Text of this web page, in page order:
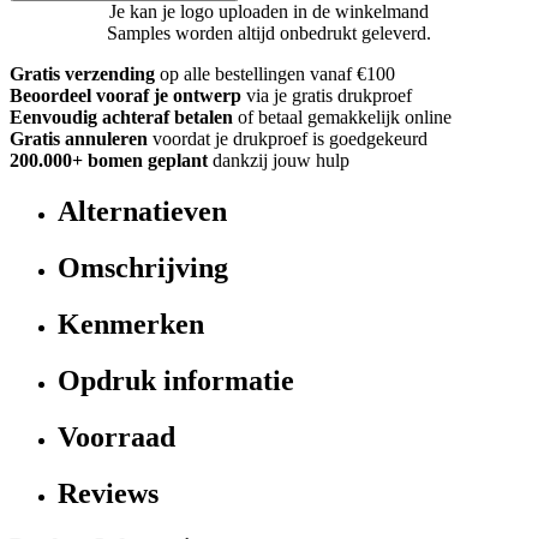
Je kan je logo uploaden in de winkelmand
Samples worden altijd onbedrukt geleverd.
Gratis verzending op alle bestellingen vanaf €100
Beoordeel vooraf je ontwerp via je gratis drukproef
Eenvoudig achteraf betalen of betaal gemakkelijk online
Gratis annuleren voordat je drukproef is goedgekeurd
200.000+ bomen geplant dankzij jouw hulp
Alternatieven
Omschrijving
Kenmerken
Opdruk informatie
Voorraad
Reviews